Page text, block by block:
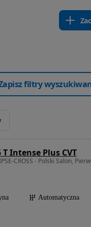
filtry
Intense Plus CVT
CROSS - Polski Salon,
Automatyczna